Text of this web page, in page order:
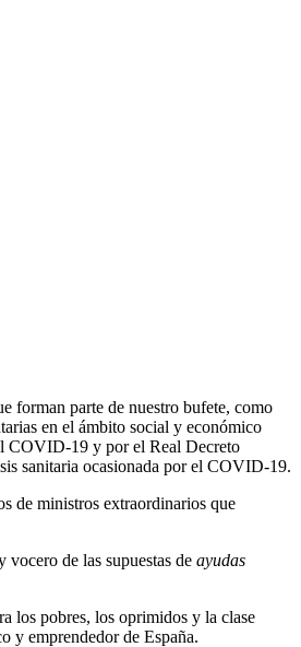
forman parte de nuestro bufete, como
en el ámbito social y económico
COVID-19 y por el Real Decreto
sanitaria ocasionada por el COVID-19.
de ministros extraordinarios que
vocero de las supuestas de ayudas
los pobres, los oprimidos y la clase
y emprendedor de España.